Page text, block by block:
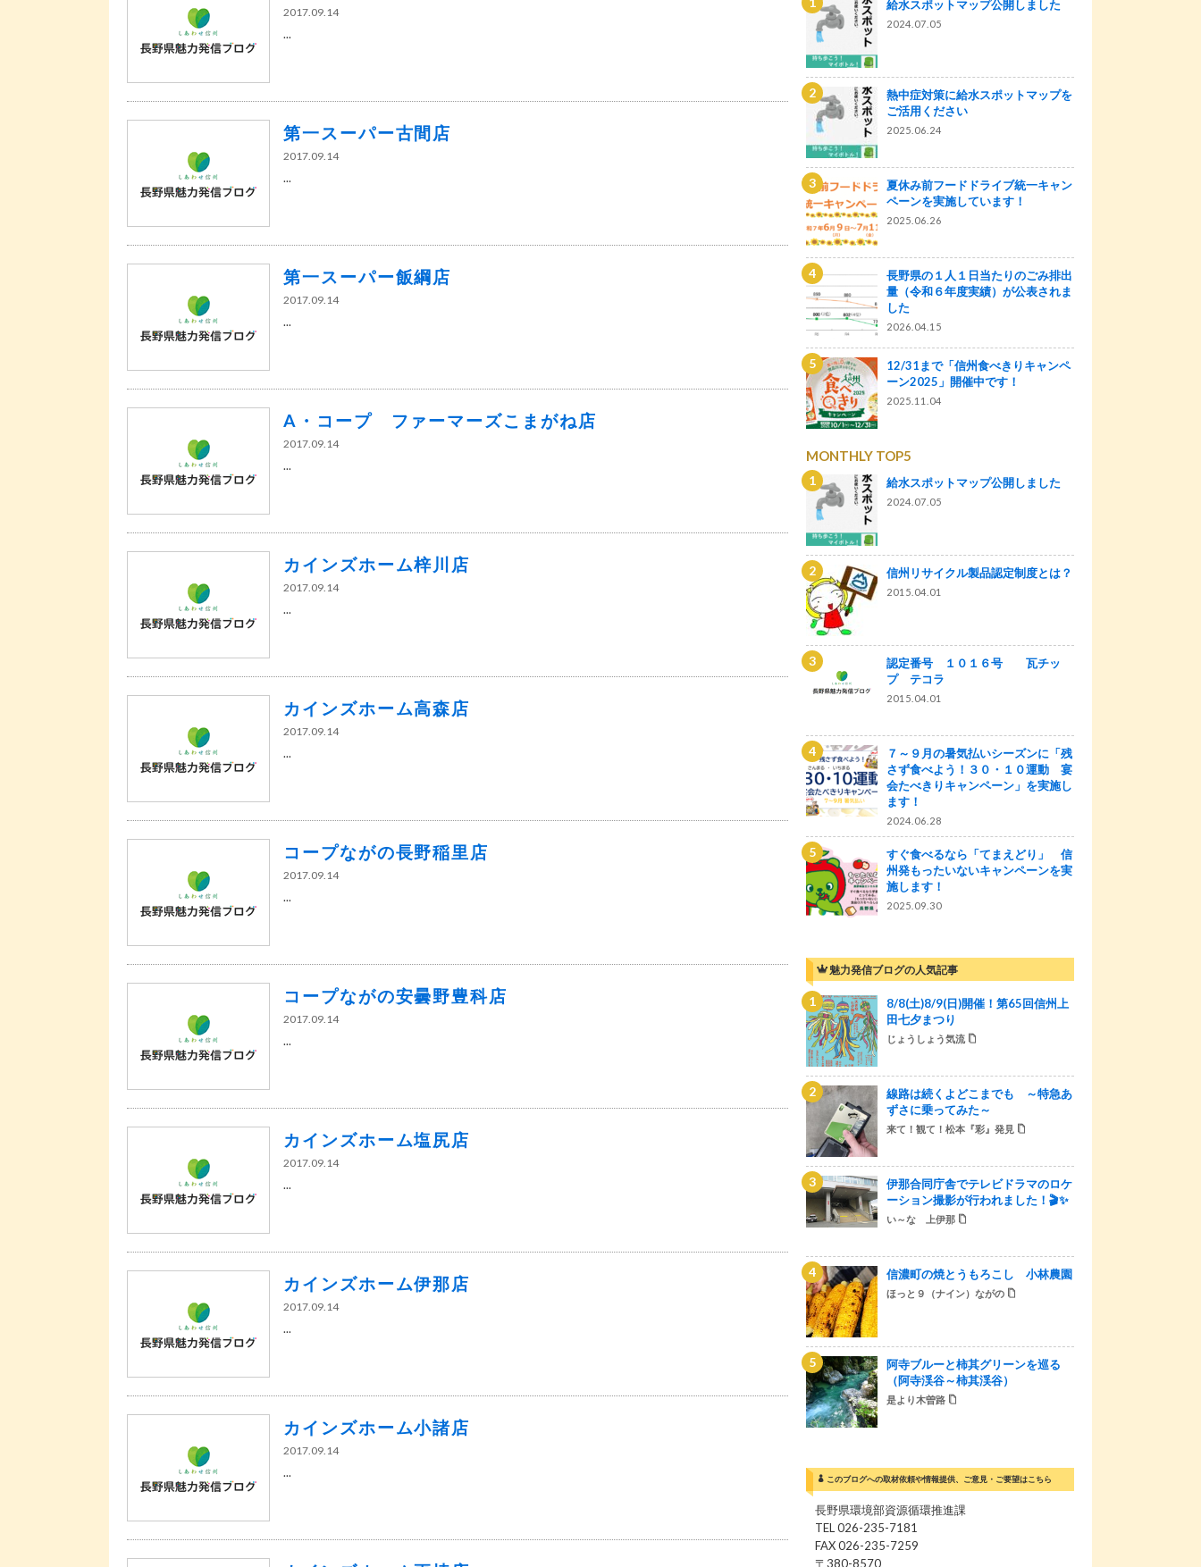
2017.09.14
...
第一スーパー古間店
2017.09.14
...
第一スーパー飯綱店
2017.09.14
...
A・コープ ファーマーズこまがね店
2017.09.14
...
カインズホーム梓川店
2017.09.14
...
カインズホーム高森店
2017.09.14
...
コープながの長野稲里店
2017.09.14
...
コープながの安曇野豊科店
2017.09.14
...
カインズホーム塩尻店
2017.09.14
...
カインズホーム伊那店
2017.09.14
...
カインズホーム小諸店
2017.09.14
...
給水スポットマップ公開しました
2024.07.05
熱中症対策に給水スポットマップを
ご活用ください
2025.06.24
夏休み前フードドライブ統一キャン
ペーンを実施しています！
2025.06.26
長野県の１人１日当たりのごみ排出
量（令和６年度実績）が公表されま
した
2026.04.15
12/31まで「信州食べきりキャンペ
ーン2025」開催中です！
2025.11.04
MONTHLY TOP5
給水スポットマップ公開しました
2024.07.05
信州リサイクル製品認定制度とは？
2015.04.01
認定番号 １０１６号 瓦チッ
プ テコラ
2015.04.01
７～９月の暑気払いシーズンに「残
さず食べよう！３０・１０運動 宴
会たべきりキャンペーン」を実施し
ます！
2024.06.28
すぐ食べるなら「てまえどり」 信
州発もったいないキャンペーンを実
施します！
2025.09.30
魅力発信ブログの人気記事
8/8(土)8/9(日)開催！第65回信州上
田七夕まつり
じょうしょう気流
線路は続くよどこまでも ～特急あ
ずさに乗ってみた～
来て！観て！松本『彩』発見
伊那合同庁舎でテレビドラマのロケ
ーション撮影が行われました！🎬✨
い～な 上伊那
信濃町の焼とうもろこし 小林農園
ほっと９（ナイン）ながの
阿寺ブルーと柿其グリーンを巡る
（阿寺渓谷～柿其渓谷）
是より木曽路
このブログへの取材依頼や情報提供、ご意見・ご要望はこちら
長野県環境部資源循環推進課
TEL 026-235-7181
FAX 026-235-7259
〒380-8570